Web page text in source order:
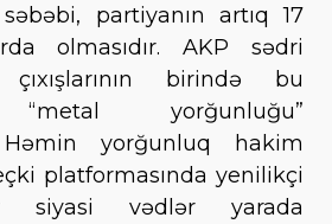
partiyanın artıq 17
olmasıdır. AKP sədri
birində bu
yorğunluğu”
Həmin yorğunluq hakim
platformasında yenilikçi
siyasi vədlər yarada